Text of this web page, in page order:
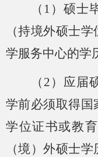
（ 1）硕士
（持境外硕士
学服务中心的学
（ 2）应届
学前必须取得国
学位证书或教
（境）外硕士